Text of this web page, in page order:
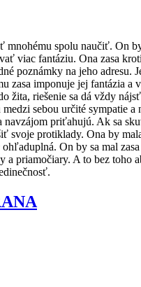
mnohému spolu naučiť. On
viac fantáziu. Ona zasa
poznámky na jeho adresu.
zasa imponuje jej fantázia a
žita, riešenie sa dá vždy
sebou určité sympatie a
navzájom priťahujú. Ak sa
svoje protiklady. Ona by
On by sa mal
a priamočiary. A to bez toho